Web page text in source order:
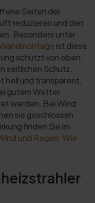
Seiten der
reduzieren und den
Besonders unter
ist diese
schützt von oben,
seitlichen Schutz.
hell und transparent,
gutem Wetter
werden. Bei Wind
sie geschlossen
finden Sie im
und Regen: Wie